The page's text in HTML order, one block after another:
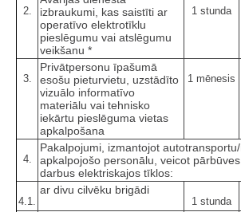
2.
izbraukumi, kas saistīti ar
operatīvo elektrotīklu
pieslēgumu vai atslēgumu
veikšanu *
1 stunda
3.
Privātpersonu īpašumā
esošu pieturvietu, uzstādīto
vizuālo informatīvo
materiālu vai tehnisko
iekārtu pieslēguma vietas
apkalpošana
1 mēnesis
4.
Pakalpojumi, izmantojot
apkalpojošo personālu, veicot
darbus elektriskajos tīklos:
4.1.
ar divu cilvēku brigādi
1 stunda